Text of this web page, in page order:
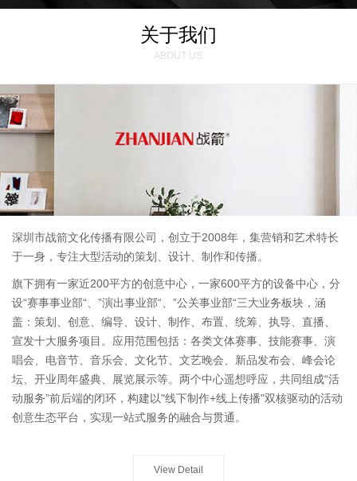
关于我们
ABOUT US
深圳市战箭文化传播有限公司，创立于2008年，集营销和艺术特长
于一身，专注大型活动的策划、设计、制作和传播。
旗下拥有一家近200平方的创意中心，一家600平方的设备中心，分
设“赛事事业部“、”演出事业部“、”公关事业部“三大业务板块，涵
盖：策划、创意、编导、设计、制作、布置、统筹、执导、直播、
宣发十大服务项目。应用范围包括：各类文体赛事、技能赛事、演
唱会、电音节、音乐会、文化节、文艺晚会、新品发布会、峰会论
坛、开业周年盛典、展览展示等。两个中心遥想呼应，共同组成“活
动服务”前后端的闭环，构建以"线下制作+线上传播"双核驱动的活动
创意生态平台，实现一站式服务的融合与贯通。
View Detail